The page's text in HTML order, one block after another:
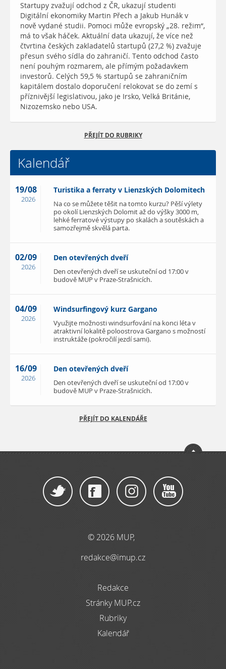
Startupy zvažují odchod z ČR, ukazují studenti
Digitální ekonomiky Martin Přech a Jakub Hunák v
nově vydané studii. Pomoci může evropský „28. režim“,
má to však háček. Aktuální data ukazují, že více než
čtvrtina českých zakladatelů startupů (27,2 %) zvažuje
přesun svého sídla do zahraničí. Tento odchod často
není pouhým rozmarem, ale přímým požadavkem
investorů. Celých 59,5 % startupů se zahraničním
kapitálem dostalo doporučení relokovat se do zemí s
příznivější legislativou, jako je Irsko, Velká Británie,
Nizozemsko nebo USA.
PŘEJÍT DO RUBRIKY
Kalendář
19/08
2026
Turistika a ferraty v Lienzských Dolomitech
Na co se můžete těšit na tomto kurzu? Pěší výlety
po okolí Lienzských Dolomit až do výšky 3000 m,
lehké ferratové výstupy po skalách a soutěskách a
samozřejmě skvělá parta.
02/09
2026
Den otevřených dveří
Den otevřených dveří se uskuteční od 17:00 v
budově MUP v Praze-Strašnicích.
04/09
2026
Windsurfingový kurz Gargano
Využijte možnosti windsurfování na konci léta v
atraktivní lokalitě poloostrova Gargano s možností
instruktáže (pokročilí jezdí sami).
16/09
2026
Den otevřených dveří
Den otevřených dveří se uskuteční od 17:00 v
budově MUP v Praze-Strašnicích.
PŘEJÍT DO KALENDÁŘE
© 2026 MUP,
redakce@imup.cz
Redakce
Stránky MUP.cz
Rubriky
Kalendář